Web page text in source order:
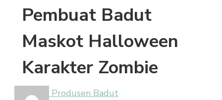
Pembuat Badut
Maskot Halloween
Karakter Zombie
Produsen Badut